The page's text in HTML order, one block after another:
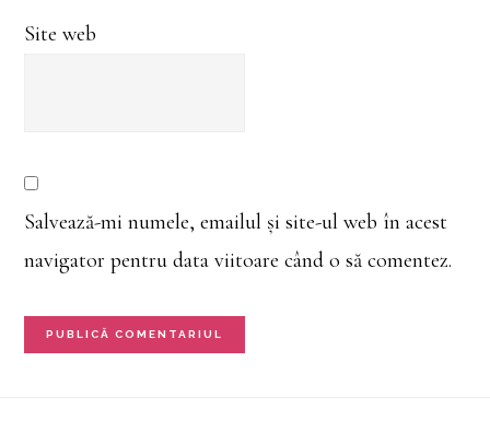
Site web
Salvează-mi numele, emailul și site-ul web în acest
navigator pentru data viitoare când o să comentez.